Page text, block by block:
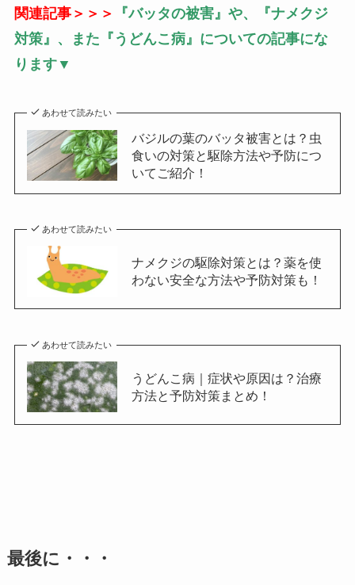
関連記事＞＞＞
『バッタの被害』や、『ナメクジ
対策』、また『うどんこ病』についての記事にな
ります▼
あわせて読みたい
バジルの葉のバッタ被害とは？虫
食いの対策と駆除方法や予防につ
いてご紹介！
あわせて読みたい
ナメクジの駆除対策とは？薬を使
わない安全な方法や予防対策も！
あわせて読みたい
うどんこ病｜症状や原因は？治療
方法と予防対策まとめ！
最後に・・・